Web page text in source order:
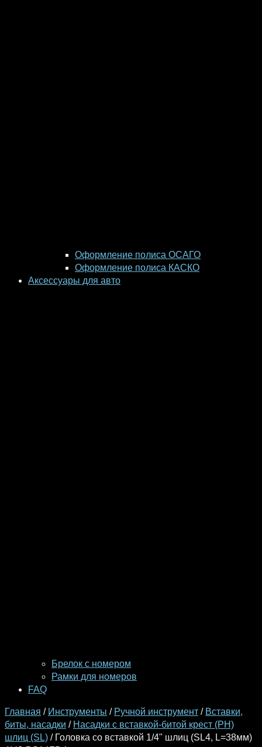
Оформление полиса ОСАГО
Оформление полиса КАСКО
Аксессуары для авто
Брелок с номером
Рамки для номеров
FAQ
Главная / Инструменты / Ручной инструмент / Вставки,
биты, насадки / Насадки с вставкой-битой крест (PH)
шлиц (SL) / Головка со вставкой 1/4" шлиц (SL4, L=38мм)